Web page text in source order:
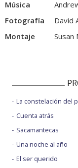
Música
Fotografía
David
Montaje
Susan
La constelación del
Cuenta atrás
Sacamantecas
Una noche al año
El ser querido